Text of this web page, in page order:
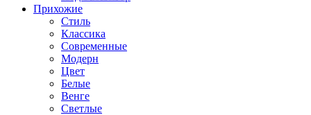
Прихожие
Стиль
Классика
Современные
Модерн
Цвет
Белые
Венге
Светлые